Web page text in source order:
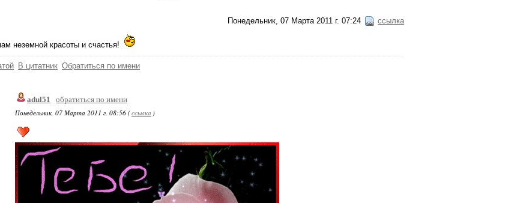
Понедельник, 07 Марта 2011 г. 07:24 ссылка
неземной красоты и счастья!
В цитатник Обратиться по имени
adul51
обратиться по имени
Понедельник, 07 Марта 2011 г. 08:56 (ссылка )